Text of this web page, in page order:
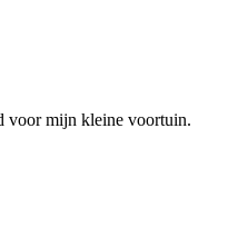
voor mijn kleine voortuin.